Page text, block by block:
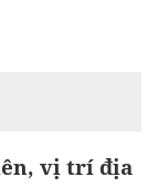
vị trí địa